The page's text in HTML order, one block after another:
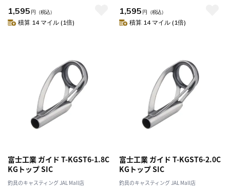
1,595 円 （税込）
積算 14 マイル (1倍)
1,595 円 （税込）
積算 14 マイル (1倍)
富士工業 ガイド T-KGST6-1.8C
KGトップ SIC
釣具のキャスティング JAL Mall店
富士工業 ガイド T-KGST6-2.0C
KGトップ SIC
釣具のキャスティング JAL Mall店